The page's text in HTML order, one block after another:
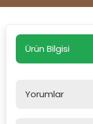
Ürün Bilgisi
Yorumlar